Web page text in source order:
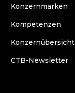
Konzernmarken
Kompetenzen
Konzernübersicht
CTB-Newsletter